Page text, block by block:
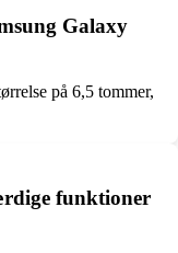
Galaxy
på 6,5 tommer,
funktioner